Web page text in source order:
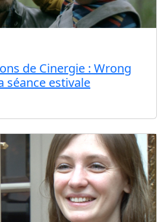
de Cinergie : Wrong
séance estivale